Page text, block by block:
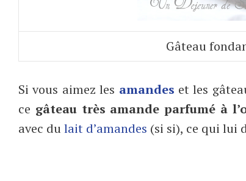
Gâteau
Si vous aimez les amandes et les
ce gâteau très amande parfumé à
avec du lait d’amandes (si si), ce qui lui